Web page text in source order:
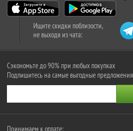
Ищите скидки поблизости,
не выходя из чата:
Сэкономьте до 90% при любых покупках
Подпишитесь на самые выгодные предложения
Принимаем к оплате: